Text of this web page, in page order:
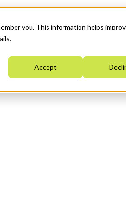
you. This information helps
Accept